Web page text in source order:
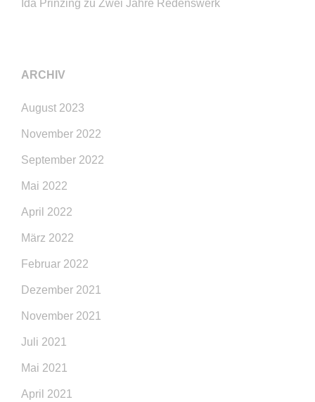
Ida Prinzing zu Zwei Jahre Redenswerk
ARCHIV
August 2023
November 2022
September 2022
Mai 2022
April 2022
März 2022
Februar 2022
Dezember 2021
November 2021
Juli 2021
Mai 2021
April 2021